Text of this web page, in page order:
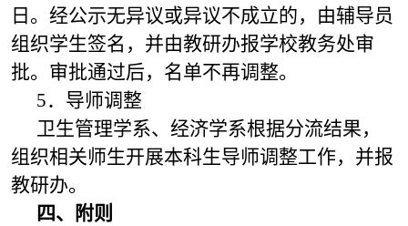
日。经公示无异议或异议不成立的，由辅导员
组织学生签名，并由教研办报学校教务处审
批。审批通过后，名单不再调整。
5．导师调整
卫生管理学系、经济学系根据分流结果，
组织相关师生开展本科生导师调整工作，并报
教研办。
四、
附则